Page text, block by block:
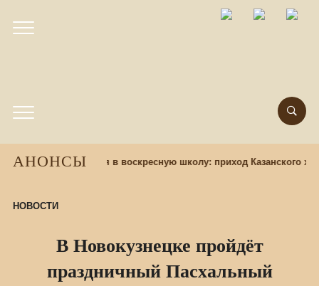
АНОНСЫ
Набор учащихся в воскресную школу: приход Казанского
НОВОСТИ
В Новокузнецке пройдёт
праздничный Пасхальный